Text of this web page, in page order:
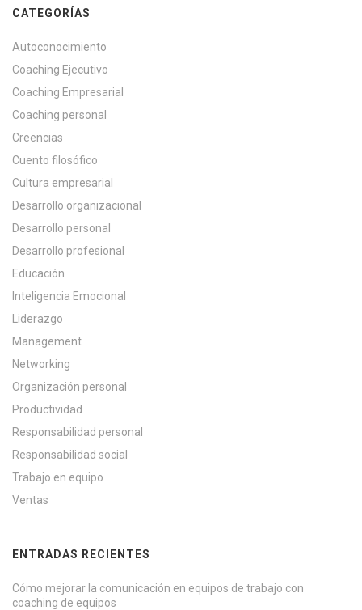
CATEGORÍAS
Autoconocimiento
Coaching Ejecutivo
Coaching Empresarial
Coaching personal
Creencias
Cuento filosófico
Cultura empresarial
Desarrollo organizacional
Desarrollo personal
Desarrollo profesional
Educación
Inteligencia Emocional
Liderazgo
Management
Networking
Organización personal
Productividad
Responsabilidad personal
Responsabilidad social
Trabajo en equipo
Ventas
ENTRADAS RECIENTES
Cómo mejorar la comunicación en equipos de trabajo con
coaching de equipos